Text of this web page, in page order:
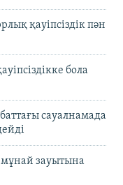
қауіпсіздік пән
бола
сауалнамада
мұнай зауытына